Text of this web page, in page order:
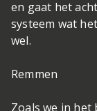
en gaat het
systeem wat
wel.
Remmen
Zoals we in het